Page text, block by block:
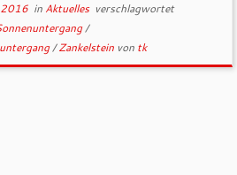
2016in Aktuelles verschlagwortet
/
/Zankelstein von tk